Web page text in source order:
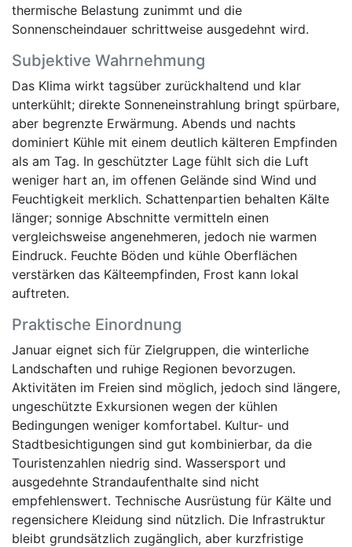
thermische Belastung zunimmt und die
Sonnenscheindauer schrittweise ausgedehnt wird.
Subjektive Wahrnehmung
Das Klima wirkt tagsüber zurückhaltend und klar
unterkühlt; direkte Sonneneinstrahlung bringt spürbare,
aber begrenzte Erwärmung. Abends und nachts
dominiert Kühle mit einem deutlich kälteren Empfinden
als am Tag. In geschützter Lage fühlt sich die Luft
weniger hart an, im offenen Gelände sind Wind und
Feuchtigkeit merklich. Schattenpartien behalten Kälte
länger; sonnige Abschnitte vermitteln einen
vergleichsweise angenehmeren, jedoch nie warmen
Eindruck. Feuchte Böden und kühle Oberflächen
verstärken das Kälteempfinden, Frost kann lokal
auftreten.
Praktische Einordnung
Januar eignet sich für Zielgruppen, die winterliche
Landschaften und ruhige Regionen bevorzugen.
Aktivitäten im Freien sind möglich, jedoch sind längere,
ungeschützte Exkursionen wegen der kühlen
Bedingungen weniger komfortabel. Kultur- und
Stadtbesichtigungen sind gut kombinierbar, da die
Touristenzahlen niedrig sind. Wassersport und
ausgedehnte Strandaufenthalte sind nicht
empfehlenswert. Technische Ausrüstung für Kälte und
regensichere Kleidung sind nützlich. Die Infrastruktur
bleibt grundsätzlich zugänglich, aber kurzfristige